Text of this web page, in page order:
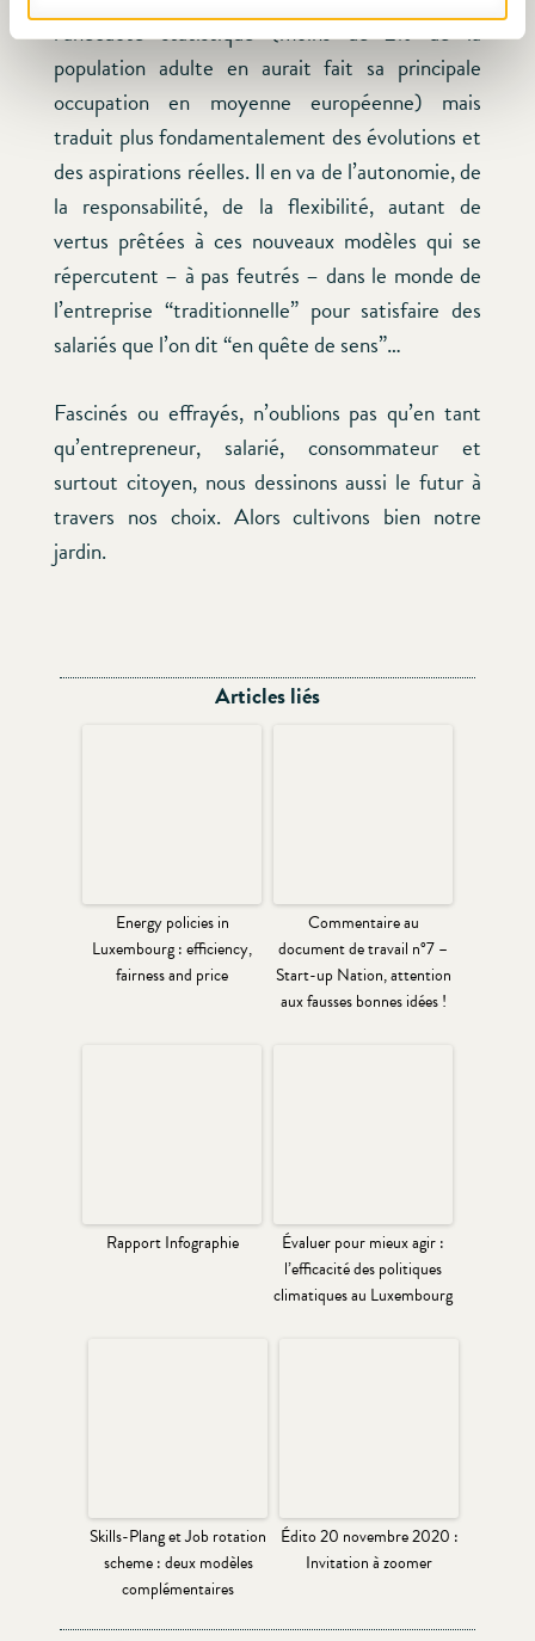
l’anecdote statistique (moins de 2% de la
population adulte en aurait fait sa principale
occupation en moyenne européenne) mais
traduit plus fondamentalement des évolutions et
des aspirations réelles. Il en va de l’autonomie, de
la responsabilité, de la flexibilité, autant de
vertus prêtées à ces nouveaux modèles qui se
répercutent – à pas feutrés – dans le monde de
l’entreprise “traditionnelle” pour satisfaire des
salariés que l’on dit “en quête de sens”…
Fascinés ou effrayés, n’oublions pas qu’en tant
qu’entrepreneur, salarié, consommateur et
surtout citoyen, nous dessinons aussi le futur à
travers nos choix. Alors cultivons bien notre
jardin.
Articles liés
Energy policies in
Luxembourg : efficiency,
fairness and price
Commentaire au
document de travail n°7 –
Start-up Nation, attention
aux fausses bonnes idées !
Rapport Infographie
Évaluer pour mieux agir :
l’efficacité des politiques
climatiques au Luxembourg
Skills-Plang et Job rotation
scheme : deux modèles
complémentaires
Édito 20 novembre 2020 :
Invitation à zoomer